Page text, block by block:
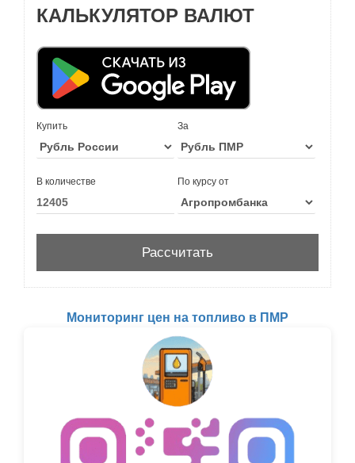
КАЛЬКУЛЯТОР ВАЛЮТ
Купить За
В количестве По курсу от
Мониторинг цен на топливо в ПМР